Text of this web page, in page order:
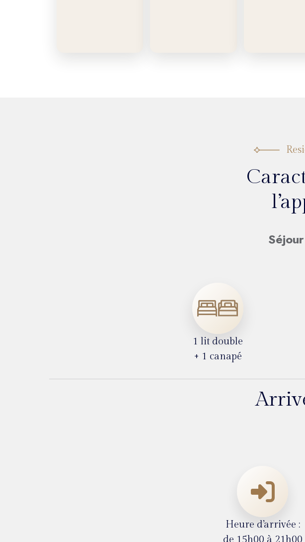
1 lit double
+ 1 canapé
Heure d’arrivée :